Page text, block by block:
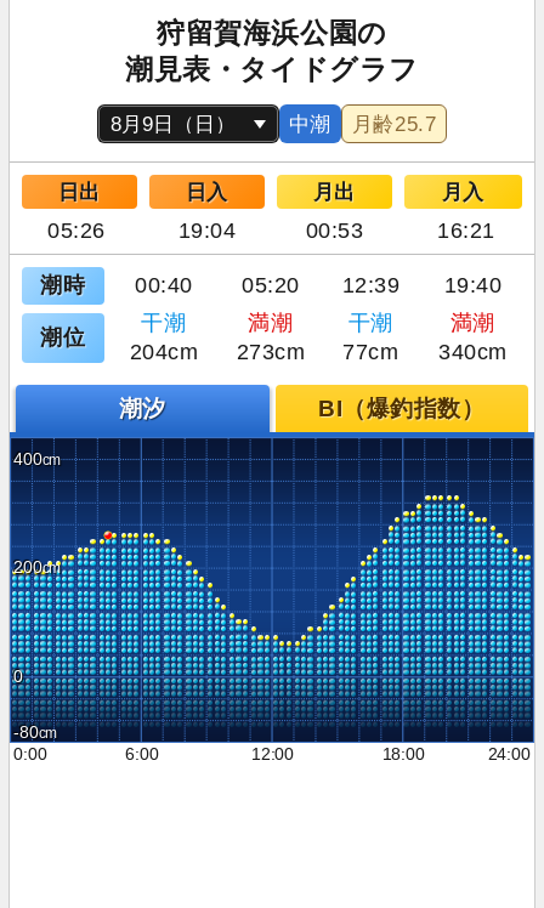
狩留賀海浜公園の
潮見表・タイドグラフ
中潮 月齢25.7
日出 日入 月出 月入
05:26 19:04 00:53 16:21
潮時 00:40 05:20 12:39 19:40
潮位
干潮 満潮 干潮
満潮
204cm
273cm 77cm 340cm
潮汐 BI（爆釣指数）
400
200
0
-80
0:00
6:00 12:00 18:00 24:00